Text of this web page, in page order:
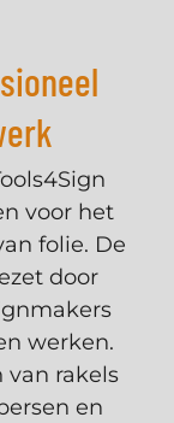
voor het
folie. De
door
werken.
rakels
en